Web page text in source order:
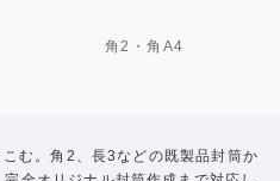
角2・角A4
む。角2、長3などの既製品封筒か